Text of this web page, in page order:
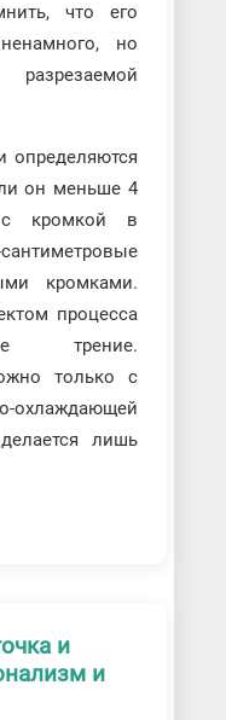
что его
но
определяются
он меньше 4
кромкой в
кромками.
процесса
трение.
только с
охлаждающей
лишь
и
и